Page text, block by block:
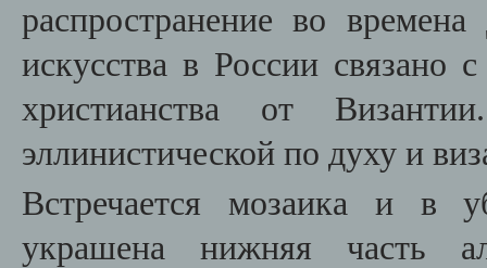
распространение во
искусства в России связано
христианства от
эллинистической по духу и
Встречается мозаика и в
украшена нижняя часть